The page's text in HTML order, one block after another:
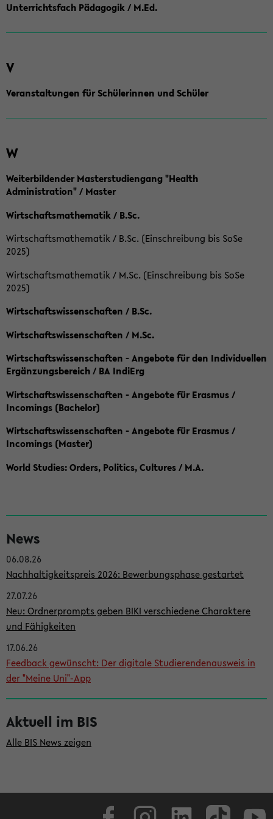
Unterrichtsfach Pädagogik / M.Ed.
V
Veranstaltungen für Schülerinnen und Schüler
W
Weiterbildender Masterstudiengang "Health
Administration" / Master
Wirtschaftsmathematik / B.Sc.
Wirtschaftsmathematik / B.Sc. (Einschreibung bis SoSe
2025)
Wirtschaftsmathematik / M.Sc. (Einschreibung bis SoSe
2025)
Wirtschaftswissenschaften / B.Sc.
Wirtschaftswissenschaften / M.Sc.
Wirtschaftswissenschaften - Angebote für den Individuellen
Ergänzungsbereich / BA IndiErg
Wirtschaftswissenschaften - Angebote für Erasmus /
Incomings (Bachelor)
Wirtschaftswissenschaften - Angebote für Erasmus /
Incomings (Master)
World Studies: Orders, Politics, Cultures / M.A.
e
i
t
e
n
l
e
i
s
t
e
News
06.08.26
Nachhaltigkeitspreis 2026: Bewerbungsphase gestartet
27.07.26
Neu: Ordnerprompts geben BIKI verschiedene Charaktere
und Fähigkeiten
17.06.26
Feedback gewünscht: Der digitale Studierendenausweis in
der "Meine Uni"-App
Aktuell im BIS
Alle BIS News zeigen